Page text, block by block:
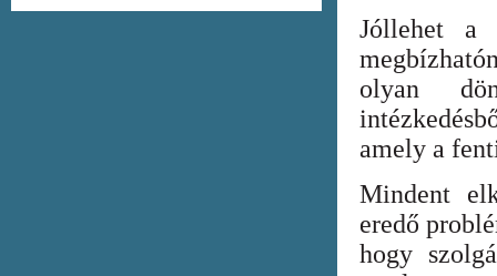
Jóllehet a
olyan
amely a
Mindent
eredő
hogy